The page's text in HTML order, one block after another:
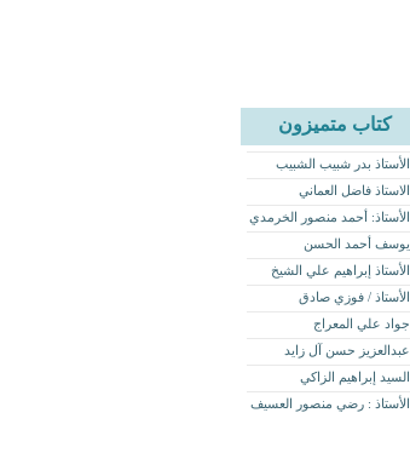
كتاب متميزون
الأستاذ بدر شبيب الشبيب
الاستاذ فاضل العماني
الأستاذ: أحمد منصور الخرمدي
يوسف أحمد الحسن
الأستاذ إبراهيم علي الشيخ
الأستاذ / فوزي صادق
جواد علي المعراج
عبدالعزيز حسن آل زايد
السيد إبراهيم الزاكي
الأستاذ : رضي منصور العسيف